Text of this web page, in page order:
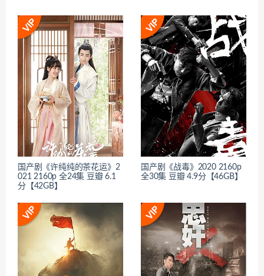
国产剧《许纯纯的茶花运》2
021 2160p 全24集 豆瓣 6.1
分【42GB】
国产剧《战毒》2020 2160p
全30集 豆瓣 4.9分【46GB】